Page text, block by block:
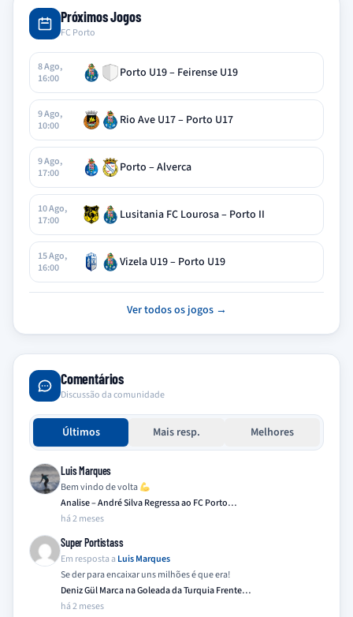
Próximos Jogos
FC Porto
8 Ago,
16:00
Porto U19 – Feirense U19
9 Ago,
10:00
Rio Ave U17 – Porto U17
9 Ago,
17:00
Porto – Alverca
10 Ago,
17:00
Lusitania FC Lourosa – Porto II
15 Ago,
16:00
Vizela U19 – Porto U19
Ver todos os jogos →
Comentários
Discussão da comunidade
Últimos Mais resp. Melhores
Luis Marques
Bem vindo de volta
Analise – André Silva Regressa ao FC Porto…
há 2 meses
Super Portistass
Em resposta a Luis Marques
Se der para encaixar uns milhões é que era!
Deniz Gül Marca na Goleada da Turquia Frente…
há 2 meses